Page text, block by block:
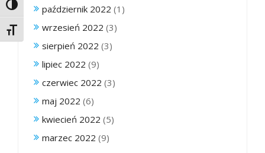
Toggle High Contrast
Toggle Font size
październik 2022 (1)
wrzesień 2022 (3)
sierpień 2022 (3)
lipiec 2022 (9)
czerwiec 2022 (3)
maj 2022 (6)
kwiecień 2022 (5)
marzec 2022 (9)